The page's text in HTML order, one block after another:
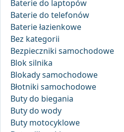
Baterie do laptopów
Baterie do telefonów
Baterie łazienkowe
Bez kategorii
Bezpieczniki samochodowe
Blok silnika
Blokady samochodowe
Błotniki samochodowe
Buty do biegania
Buty do wody
Buty motocyklowe